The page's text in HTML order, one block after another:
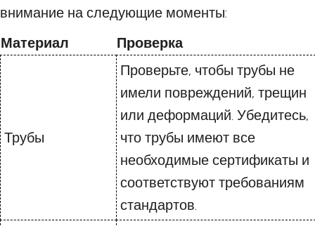
внимание на следующие моменты:
Материал
Проверка
Трубы
Проверьте, чтобы трубы не
имели повреждений, трещин
или деформаций. Убедитесь,
что трубы имеют все
необходимые сертификаты и
соответствуют требованиям
стандартов.